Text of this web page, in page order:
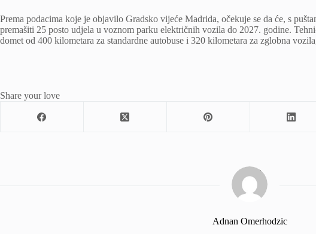
Prema podacima koje je objavilo Gradsko vijeće Madrida, očekuje se da će, s
premašiti 25 posto udjela u voznom parku električnih vozila do 2027. godine.
domet od 400 kilometara za standardne autobuse i 320 kilometara za zglobna
Share your love
Adnan Omerhodzic